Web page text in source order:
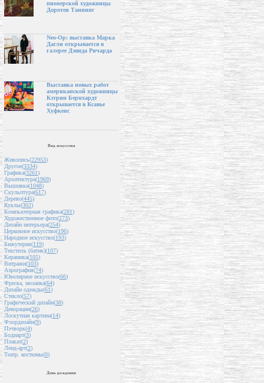
пионерской художницы
Доротеи Таннинг
Neo-Op: выставка Марка
Дагли открывается в
галерее Дэвида Ричарда
Выставка новых работ
американской художницы
Кэтрин Бернхардт
открывается в Ксавье
Хуфкенс
Вид искусства
Живопись(22953)
Другое(3334)
Графика(3261)
Архитектура(1969)
Вышивка(1048)
Скульптура(617)
Дерево(445)
Куклы(302)
Компьютерная графика(281)
Художественное фото(273)
Дизайн интерьера(254)
Церковное искусство(196)
Народное искусство(193)
Бижутерия(119)
Текстиль (батик)(107)
Керамика(105)
Витражи(103)
Аэрография(74)
Ювелирное искусство(66)
Фреска, мозаика(64)
Дизайн одежды(61)
Стекло(57)
Графический дизайн(38)
Декорации(26)
Лоскутная картина(14)
Флордизайн(9)
Пэчворк(4)
Бодиарт(3)
Плакат(2)
Ленд-арт(2)
Театр. костюмы(0)
День рождения